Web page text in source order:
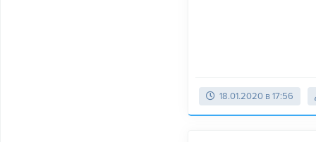
18.01.2020 в 17:56